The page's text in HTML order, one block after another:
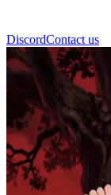
DiscordContact us